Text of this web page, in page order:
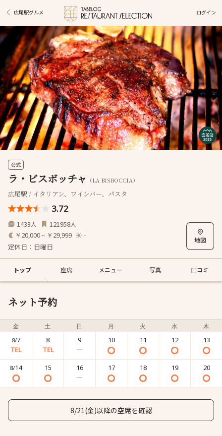
広尾駅グルメ ログイン
公式
ラ・ビスボッチャ （LA BISBOCCIA）
広尾駅 / イタリアン、ワインバー、パスタ
3.72
1433人 121958人
￥20,000～￥29,999 -
定休日：日曜日
トップ 座席 メニュー 写真 口コミ
ネット予約
金 土 日 月 火 水 木
8/7 8 9 10 11 12 13
8/14 15 16 17 18 19 20
8/21(金)以降の空席を確認